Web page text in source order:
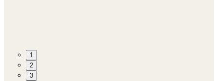
1
2
3